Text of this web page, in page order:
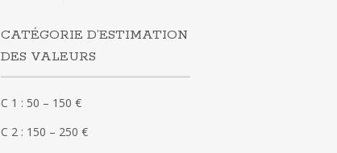
CATÉGORIE D’ESTIMATION
DES VALEURS
C 1 : 50 – 150 €
C 2 : 150 – 250 €